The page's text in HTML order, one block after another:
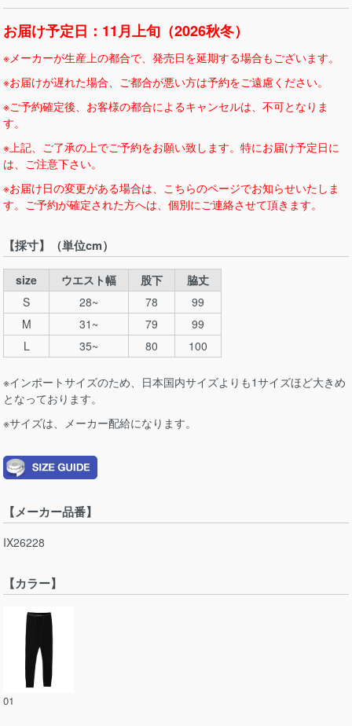
お届け予定日：11月上旬（2026秋冬）
※メーカーが生産上の都合で、発売日を延期する場合もございます。
※お届けが遅れた場合、ご都合が悪い方は予約をご遠慮ください。
※ご予約確定後、お客様の都合によるキャンセルは、不可となりま
す。
※上記、ご了承の上でご予約をお願い致します。特にお届け予定日に
は、ご注意下さい。
※お届け日の変更がある場合は、こちらのページでお知らせいたしま
す。ご予約が確定された方へは、個別にご連絡させて頂きます。
【採寸】（単位cm）
size ウエスト幅 股下
脇丈
S
28~ 78
99
M
31~ 79
99
L
35~ 80 100
※インポートサイズのため、日本国内サイズよりも1サイズほど大きめ
となっております。
※サイズは、メーカー配給になります。
【メーカー品番】
IX26228
【カラー】
01